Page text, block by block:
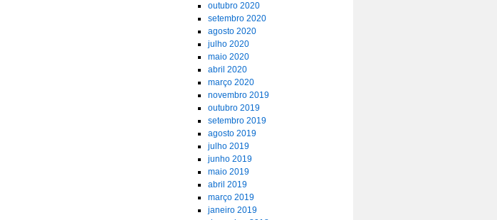
outubro 2020
setembro 2020
agosto 2020
julho 2020
maio 2020
abril 2020
março 2020
novembro 2019
outubro 2019
setembro 2019
agosto 2019
julho 2019
junho 2019
maio 2019
abril 2019
março 2019
janeiro 2019